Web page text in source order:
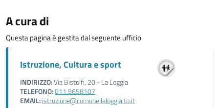
A cura di
Questa pagina è gestita dal seguente ufficio
Istruzione, Cultura e sport
INDIRIZZO:Via Bistolfi, 20 - La Loggia
TELEFONO:011.9658107
EMAIL:istruzione@comune.laloggia.to.it